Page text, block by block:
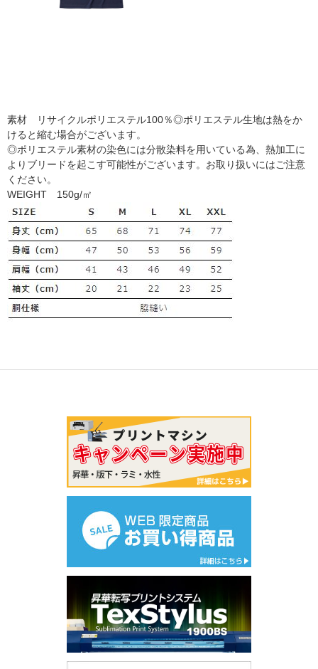
素材 リサイクルポリエステル100％◎ポリエステル生地は熱をか
けると縮む場合がございます。
◎ポリエステル素材の染色には分散染料を用いている為、熱加工に
よりブリードを起こす可能性がございます。お取り扱いにはご注意
ください。
WEIGHT 150g/㎡